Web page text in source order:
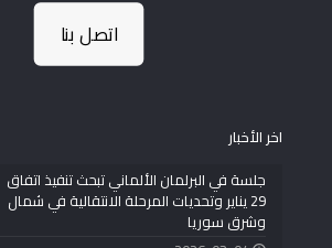
اتصل بنا
اخر الأخبار
جلسة في البرلمان الألماني تبحث تنفيذ اتفاق
29 يناير وتحديات المرحلة الانتقالية في شمال
وشرق سوريا